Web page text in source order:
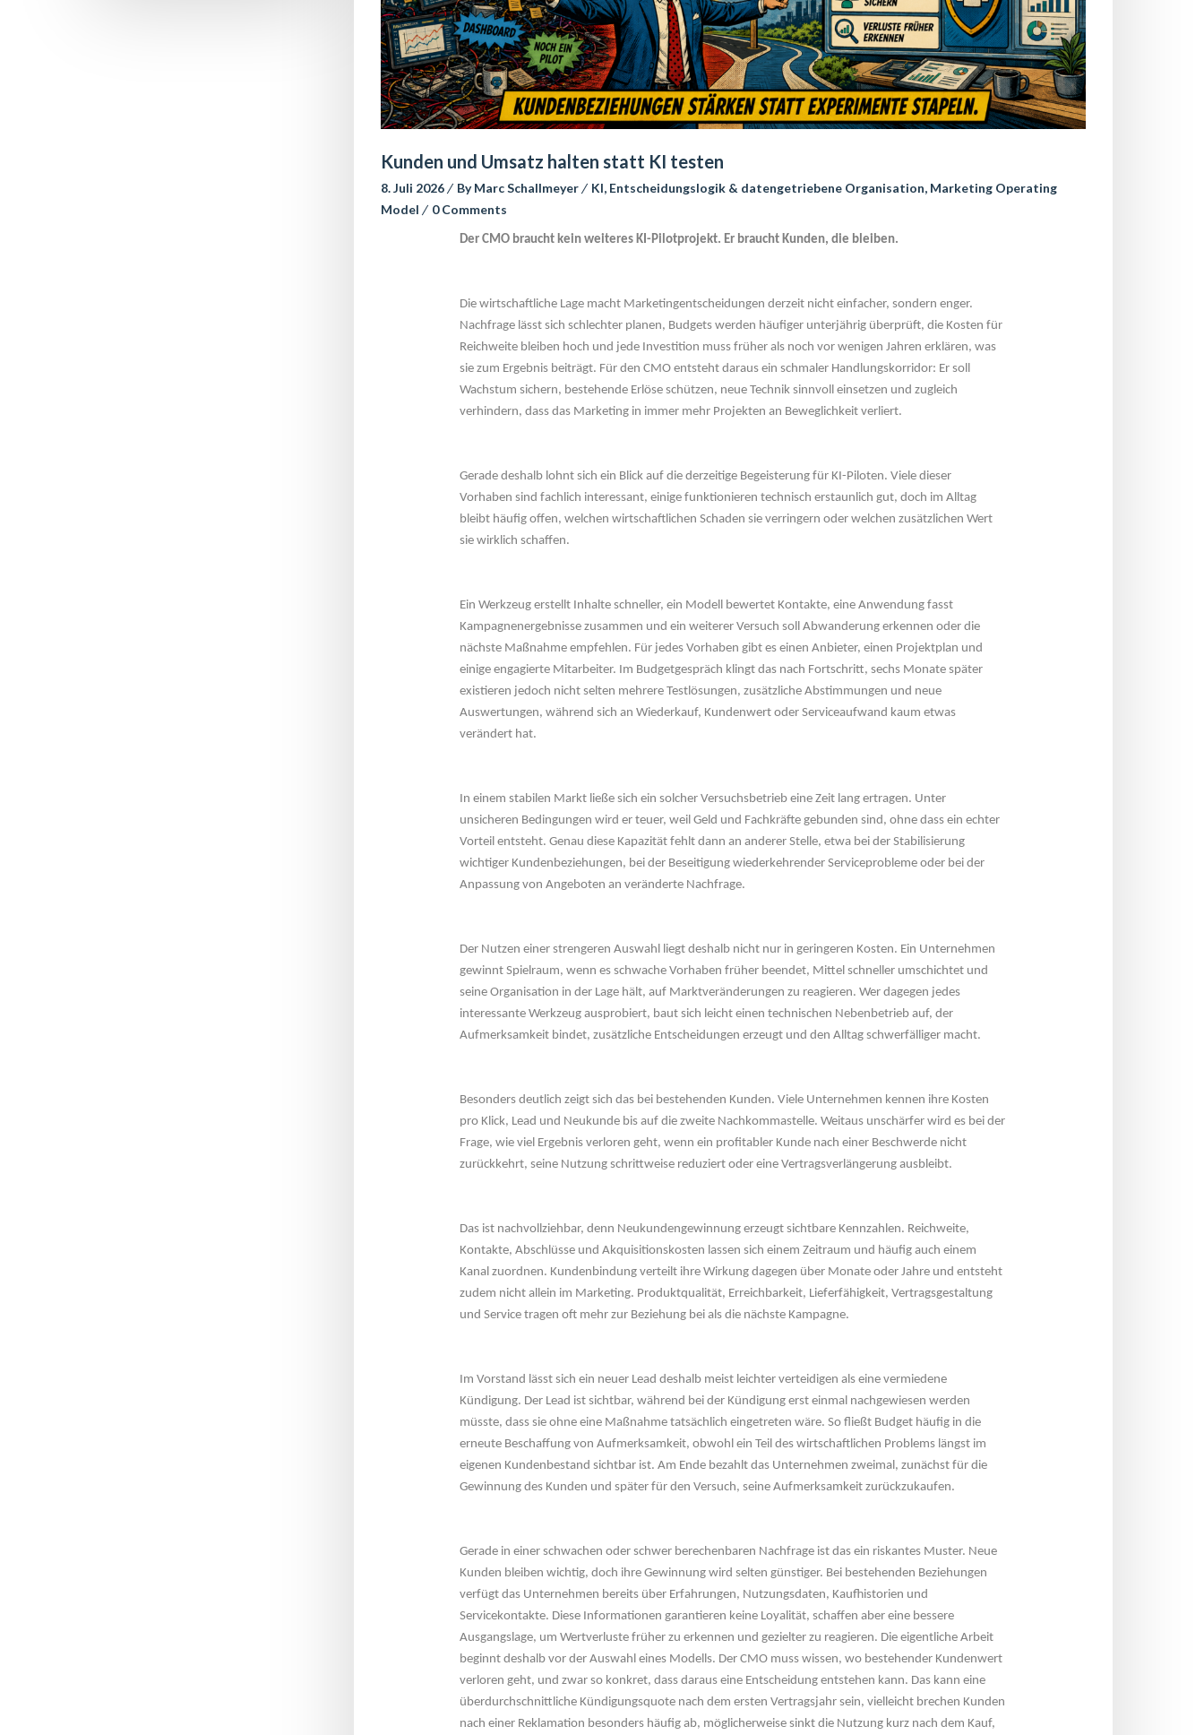
Kunden und Umsatz halten statt KI testen
8. Juli 2026 By Marc Schallmeyer KI, Entscheidungslogik & datengetriebene Organisation, Marketing Operating
Model
0 Comment
Der CMO braucht kein weiteres KI-Pilotprojekt. Er braucht Kunden, die bleiben.
Die wirtschaftliche Lage macht Marketingentscheidungen derzeit nicht einfacher, sondern enger.
Nachfrage lässt sich schlechter planen, Budgets werden häufiger unterjährig überprüft, die Kosten für
Reichweite bleiben hoch und jede Investition muss früher als noch vor wenigen Jahren erklären, was
ie zum Ergebnis beiträgt. Für den CMO entsteht daraus ein schmaler Handlungskorridor: Er soll
Wachstum sichern, bestehende Erlöse schützen, neue Technik sinnvoll einsetzen und zugleich
verhindern, dass das Marketing in immer mehr Projekten an Beweglichkeit verliert.
Gerade deshalb lohnt sich ein Blick auf die derzeitige Begeisterung für KI-Piloten. Viele dieser
Vorhaben sind fachlich interessant, einige funktionieren technisch erstaunlich gut, doch im Alltag
bleibt häufig offen, welchen wirtschaftlichen Schaden sie verringern oder welchen zusätzlichen Wert
ie wirklich schaffen.
Ein Werkzeug erstellt Inhalte schneller, ein Modell bewertet Kontakte, eine Anwendung fasst
Kampagnenergebnisse zusammen und ein weiterer Versuch soll Abwanderung erkennen oder die
nächste Maßnahme empfehlen. Für jedes Vorhaben gibt es einen Anbieter, einen Projektplan und
einige engagierte Mitarbeiter. Im Budgetgespräch klingt das nach Fortschritt, sechs Monate später
existieren jedoch nicht selten mehrere Testlösungen, zusätzliche Abstimmungen und neue
Auswertungen, während sich an Wiederkauf, Kundenwert oder Serviceaufwand kaum etwas
verändert hat.
In einem stabilen Markt ließe sich ein solcher Versuchsbetrieb eine Zeit lang ertragen. Unter
unsicheren Bedingungen wird er teuer, weil Geld und Fachkräfte gebunden sind, ohne dass ein echter
Vorteil entsteht. Genau diese Kapazität fehlt dann an anderer Stelle, etwa bei der Stabilisierung
wichtiger Kundenbeziehungen, bei der Beseitigung wiederkehrender Serviceprobleme oder bei der
Anpassung von Angeboten an veränderte Nachfrage.
Der Nutzen einer strengeren Auswahl liegt deshalb nicht nur in geringeren Kosten. Ein Unternehmen
gewinnt Spielraum, wenn es schwache Vorhaben früher beendet, Mittel schneller umschichtet und
eine Organisation in der Lage hält, auf Marktveränderungen zu reagieren. Wer dagegen jedes
interessante Werkzeug ausprobiert, baut sich leicht einen technischen Nebenbetrieb auf, der
Aufmerksamkeit bindet, zusätzliche Entscheidungen erzeugt und den Alltag schwerfälliger macht.
Besonders deutlich zeigt sich das bei bestehenden Kunden. Viele Unternehmen kennen ihre Kosten
pro Klick, Lead und Neukunde bis auf die zweite Nachkommastelle. Weitaus unschärfer wird es bei der
Frage, wie viel Ergebnis verloren geht, wenn ein profitabler Kunde nach einer Beschwerde nicht
zurückkehrt, seine Nutzung schrittweise reduziert oder eine Vertragsverlängerung ausbleibt.
Das ist nachvollziehbar, denn Neukundengewinnung erzeugt sichtbare Kennzahlen. Reichweite,
Kontakte, Abschlüsse und Akquisitionskosten lassen sich einem Zeitraum und häufig auch einem
Kanal zuordnen. Kundenbindung verteilt ihre Wirkung dagegen über Monate oder Jahre und entsteht
zudem nicht allein im Marketing. Produktqualität, Erreichbarkeit, Lieferfähigkeit, Vertragsgestaltung
und Service tragen oft mehr zur Beziehung bei als die nächste Kampagne.
Im Vorstand lässt sich ein neuer Lead deshalb meist leichter verteidigen als eine vermiedene
Kündigung. Der Lead ist sichtbar, während bei der Kündigung erst einmal nachgewiesen werden
müsste, dass sie ohne eine Maßnahme tatsächlich eingetreten wäre. So fließt Budget häufig in die
erneute Beschaffung von Aufmerksamkeit, obwohl ein Teil des wirtschaftlichen Problems längst im
eigenen Kundenbestand sichtbar ist. Am Ende bezahlt das Unternehmen zweimal, zunächst für die
Gewinnung des Kunden und später für den Versuch, seine Aufmerksamkeit zurückzukaufen.
Gerade in einer schwachen oder schwer berechenbaren Nachfrage ist das ein riskantes Muster. Neue
Kunden bleiben wichtig, doch ihre Gewinnung wird selten günstiger. Bei bestehenden Beziehungen
verfügt das Unternehmen bereits über Erfahrungen, Nutzungsdaten, Kaufhistorien und
Servicekontakte. Diese Informationen garantieren keine Loyalität, schaffen aber eine bessere
Ausgangslage, um Wertverluste früher zu erkennen und gezielter zu reagieren. Die eigentliche Arbeit
beginnt deshalb vor der Auswahl eines Modells. Der CMO muss wissen, wo bestehender Kundenwert
verloren geht, und zwar so konkret, dass daraus eine Entscheidung entstehen kann. Das kann eine
überdurchschnittliche Kündigungsquote nach dem ersten Vertragsjahr sein, vielleicht brechen Kunden
nach einer Reklamation besonders häufig ab, möglicherweise sinkt die Nutzung kurz nach dem Kauf,